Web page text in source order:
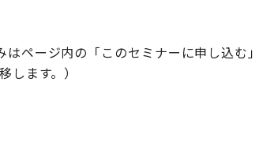
はページ内の「このセミナーに申し込む
します。）